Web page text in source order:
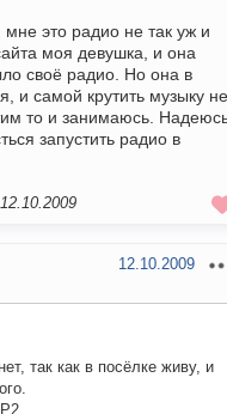
это радио не так уж и
моя девушка, и она
своё радио. Но она в
и самой крутить музыку
то и занимаюсь.
запустить радио в
12.10.2009
12.10.2009
так как в посёлке живу, и